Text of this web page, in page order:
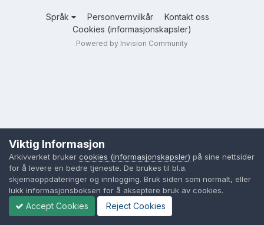
Språk Personvernvilkår
Kontakt oss
Cookies (informasjonskapsler)
Powered by Invision Community
Viktig Informasjon
Arkivverket bruker cookies (informasjonskapsler) på sine nettsider
for å levere en bedre tjeneste. De brukes til bl.a.
skjemaoppdateringer og innlogging. Bruk siden som normalt, eller
lukk informasjonsboksen for å akseptere bruk av cookies.
Accept Cookies Reject Cookies